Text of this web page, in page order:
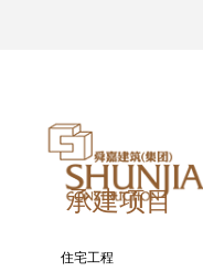
住宅工程
承建项目